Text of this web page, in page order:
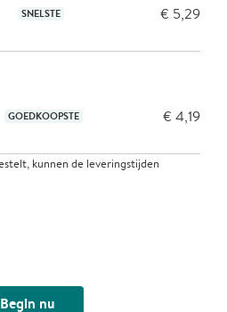
SNELSTE € 5,29
GOEDKOOPSTE € 4,19
kunnen de leveringstijden
Begin nu